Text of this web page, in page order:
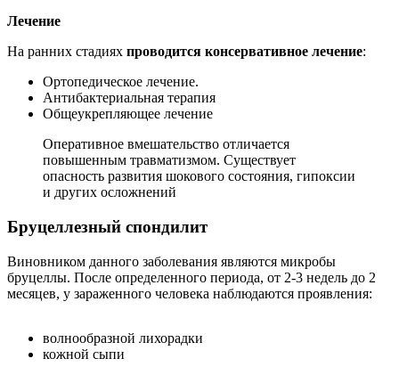
Лечение
На ранних стадиях проводится консервативное лечение:
Ортопедическое лечение.
Антибактериальная терапия
Общеукрепляющее лечение
Оперативное вмешательство отличается
повышенным травматизмом. Существует
опасность развития шокового состояния, гипоксии
и других осложнений
Бруцеллезный спондилит
Виновником данного заболевания являются микробы
бруцеллы. После определенного периода, от 2-3 недель до 2
месяцев, у зараженного человека наблюдаются проявления:
волнообразной лихорадки
кожной сыпи